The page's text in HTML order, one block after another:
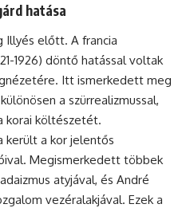
hatása
Illyés előtt. A francia
1926) döntő hatással voltak
Itt ismerkedett meg
a szürrealizmussal,
korai költészetét.
került a kor jelentős
Megismerkedett többek
atyjával, és André
vezéralakjával. Ezek a